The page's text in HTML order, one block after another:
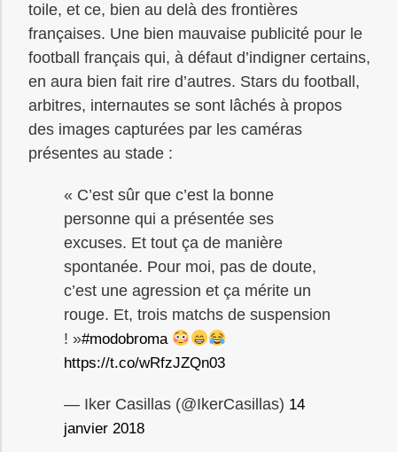
toile, et ce, bien au delà des frontières
françaises. Une bien mauvaise publicité pour le
football français qui, à défaut d’indigner certains,
en aura bien fait rire d’autres. Stars du football,
arbitres, internautes se sont lâchés à propos
des images capturées par les caméras
présentes au stade :
« C’est sûr que c’est la bonne
personne qui a présentée ses
excuses. Et tout ça de manière
spontanée. Pour moi, pas de doute,
c’est une agression et ça mérite un
rouge. Et, trois matchs de suspension
! »#modobroma
https://t.co/wRfzJZQn03
— Iker Casillas (@IkerCasillas) 14
janvier 2018